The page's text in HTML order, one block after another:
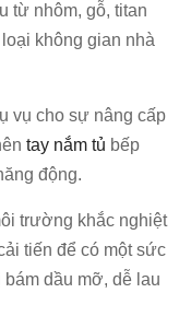
từ nhôm, gỗ, titan
không gian nhà
vụ cho sự nâng cấp
tay nắm tủ bếp
động.
trường khắc nghiệt
tiến để có một sức
dầu mỡ, dễ lau